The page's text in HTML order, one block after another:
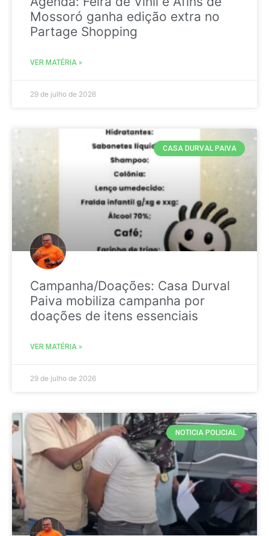
Mossoró ganha edição extra no
Partage Shopping
VER MATÉRIA »
29 de julho de 2026
CASA DURVAL PAIVA
Campanha/Doações: Casa Durval
Paiva mobiliza campanha por
doações de itens essenciais
VER MATÉRIA »
29 de julho de 2026
NOTICIA POLICIAL